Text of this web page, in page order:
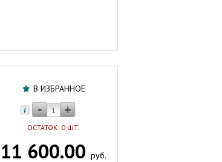
В ИЗБРАННОЕ
ОСТАТОК: 0 ШТ.
11 600.00 руб.